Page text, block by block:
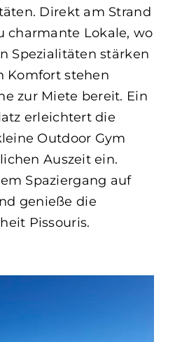
Direkt am Strand
charmante Lokale, wo
Spezialitäten stärken
Komfort stehen
zur Miete bereit. Ein
erleichtert die
Outdoor Gym
Auszeit ein.
Spaziergang auf
genieße die
Pissouris.